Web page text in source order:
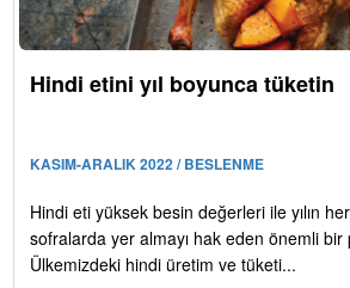
Hindi etini yıl boyunca tüketin
KASIM-ARALIK 2022 / BESLENME
Hindi eti yüksek besin değerleri ile yılın
sofralarda yer almayı hak eden önemli bir
Ülkemizdeki hindi üretim ve tüketi...